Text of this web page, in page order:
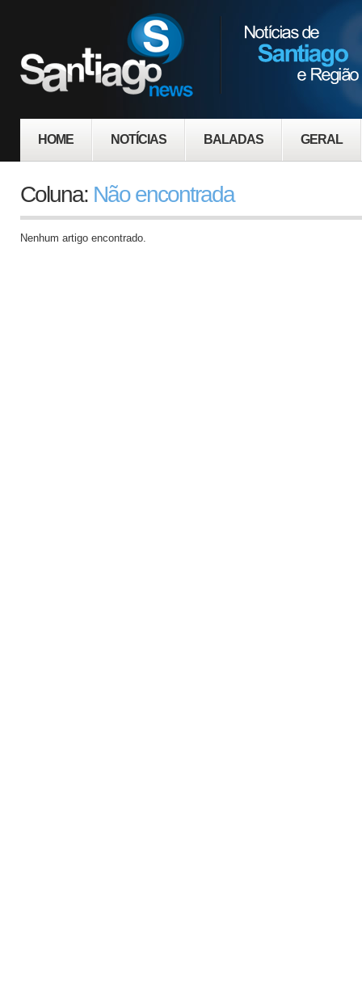
HOME NOTÍCIAS BALADAS GERAL
Coluna: Não encontrada
Nenhum artigo encontrado.